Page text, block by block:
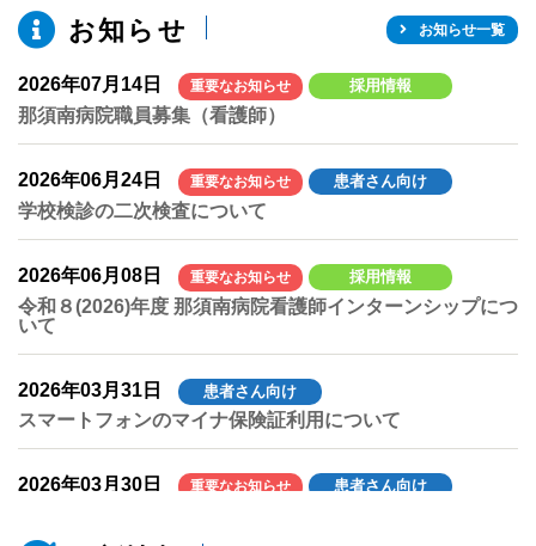
お知らせ お知らせ一覧
2026年07月14日 重要なお知らせ 採用情報
那須南病院職員募集（看護師）
2026年06月24日 重要なお知らせ 患者さん向け
学校検診の二次検査について
2026年06月08日 重要なお知らせ 採用情報
令和８(2026)年度 那須南病院看護師インターンシップにつ
いて
2026年03月31日 患者さん向け
スマートフォンのマイナ保険証利用について
2026年03月30日 重要なお知らせ 患者さん向け